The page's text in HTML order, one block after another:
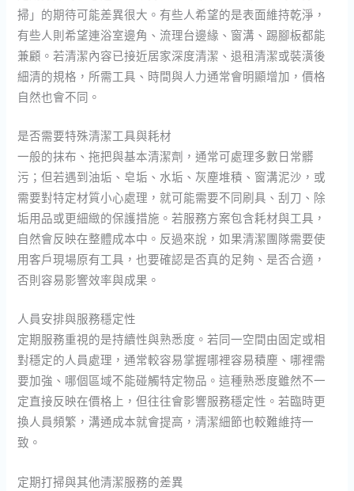
掃」的期待可能差異很大。有些人希望的是表面維持乾淨，
有些人則希望連浴室邊角、流理台邊緣、窗溝、踢腳板都能
兼顧。若清潔內容已接近居家深度清潔、退租清潔或裝潢後
細清的規格，所需工具、時間與人力通常會明顯增加，價格
自然也會不同。
是否需要特殊清潔工具與耗材
一般的抹布、拖把與基本清潔劑，通常可處理多數日常髒
污；但若遇到油垢、皂垢、水垢、灰塵堆積、窗溝泥沙，或
需要對特定材質小心處理，就可能需要不同刷具、刮刀、除
垢用品或更細緻的保護措施。若服務方案包含耗材與工具，
自然會反映在整體成本中。反過來說，如果清潔團隊需要使
用客戶現場原有工具，也要確認是否真的足夠、是否合適，
否則容易影響效率與成果。
人員安排與服務穩定性
定期服務重視的是持續性與熟悉度。若同一空間由固定或相
對穩定的人員處理，通常較容易掌握哪裡容易積塵、哪裡需
要加強、哪個區域不能碰觸特定物品。這種熟悉度雖然不一
定直接反映在價格上，但往往會影響服務穩定性。若臨時更
換人員頻繁，溝通成本就會提高，清潔細節也較難維持一
致。
定期打掃與其他清潔服務的差異